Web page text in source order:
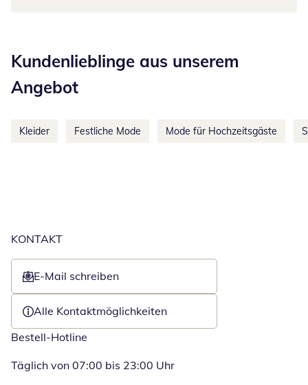
Kundenlieblinge aus unserem
Angebot
Kleider Festliche Mode Mode für Hochzeitsgäste
KONTAKT
E-Mail schreiben
Öffnet E-Mail-Client
Alle Kontaktmöglichkeiten
Bestell-Hotline
Täglich von 07:00 bis 23:00 Uhr